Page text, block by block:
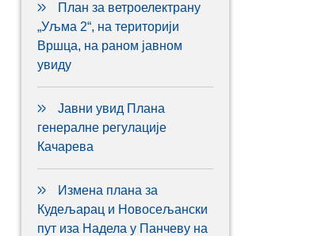
План за ветроелектрану
„Уљма 2“, на територији
Вршца, на раном јавном
увиду
Јавни увид Плана
генералне регулације
Качарева
Измена плана за
Кудељарац и Новосељански
пут иза Надела у Панчеву на